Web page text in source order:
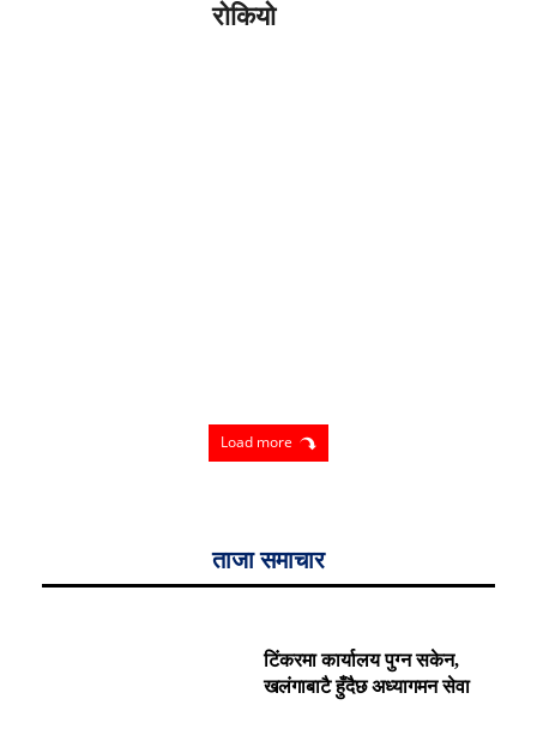
रोकियो
Load more
ताजा समाचार
टिंकरमा कार्यालय पुग्न सकेन,
खलंगाबाटै हुँदैछ अध्यागमन सेवा